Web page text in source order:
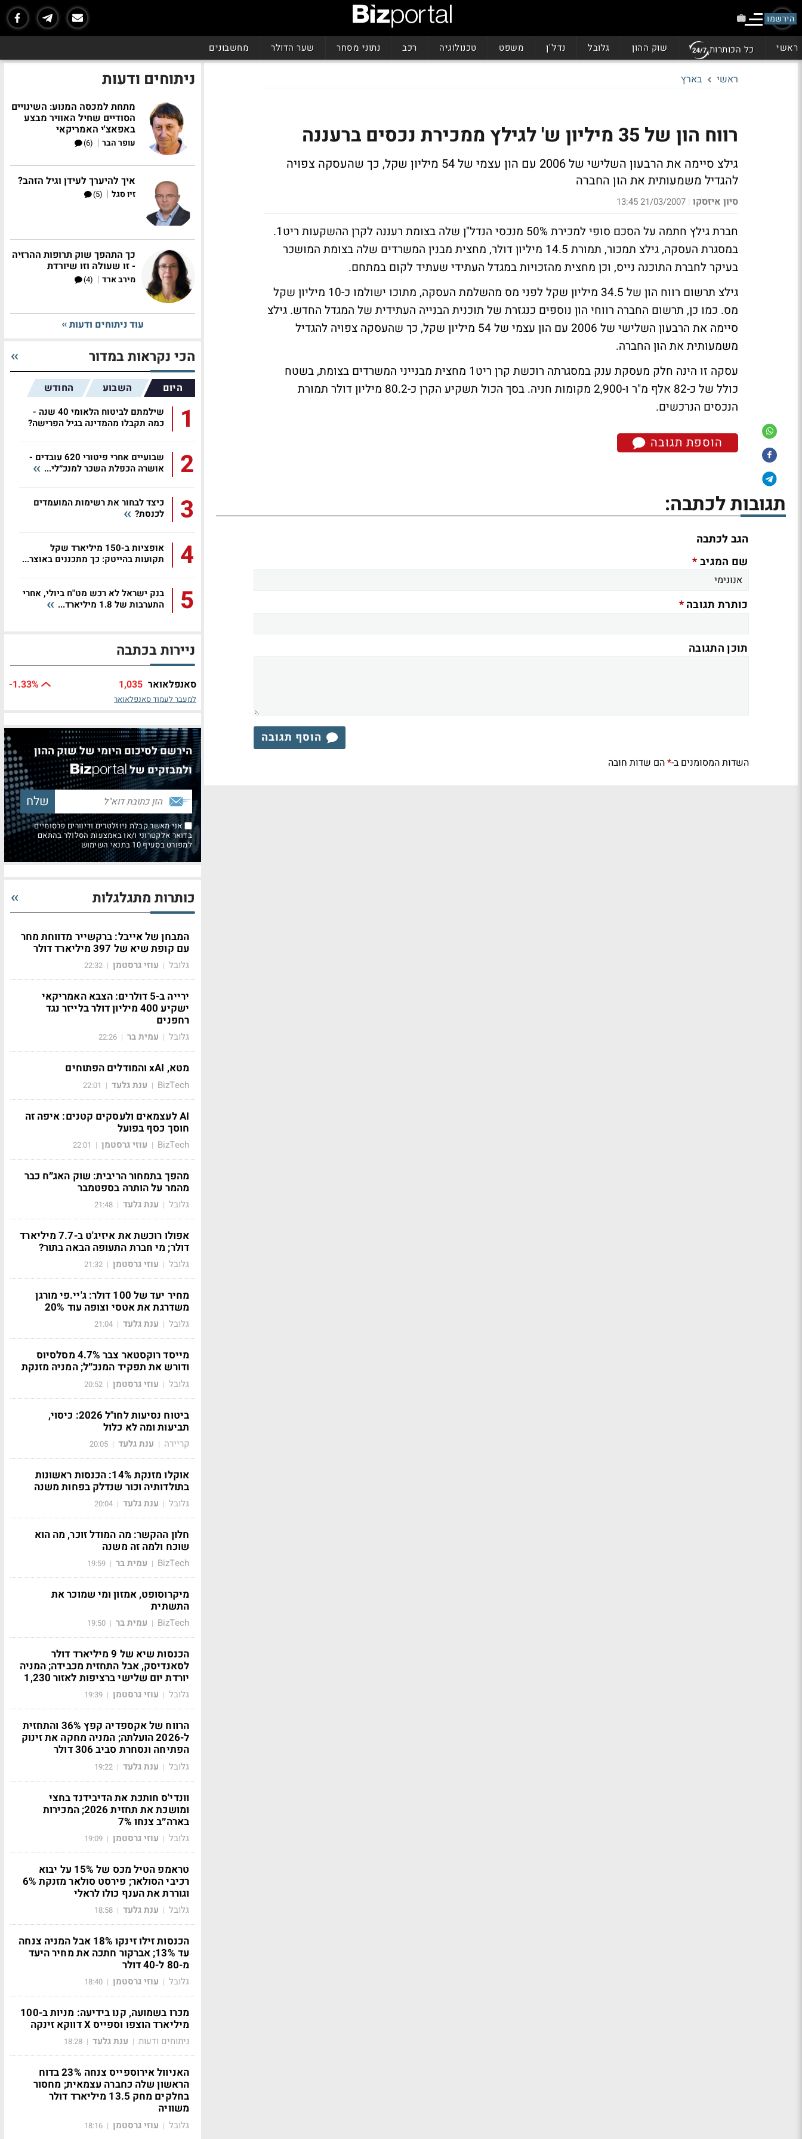
הירשמו
ראשי כל הכותרות שוק ההון גלובל נדל"ן משפט טכנולוגיה רכב נתוני מסחר שער הדולר מחשבונים
ראשי בארץ
רווח הון של 35 מיליון ש' לגילץ ממכירת נכסים ברעננה
גילצ סיימה את הרבעון השלישי של 2006 עם הון עצמי של 54 מיליון שקל, כך שהעסקה צפויה
להגדיל משמעותית את הון החברה
סיון איזסקו |
21/03/2007 13:45
חברת גילץ חתמה על הסכם סופי למכירת 50% מנכסי הנדל"ן שלה בצומת רעננה לקרן ההשקעות ריט1.
במסגרת העסקה, גילצ תמכור, תמורת 14.5 מיליון דולר, מחצית מבנין המשרדים שלה בצומת המושכר
בעיקר לחברת התוכנה נייס, וכן מחצית מהזכויות במגדל העתידי שעתיד לקום במתחם.
גילצ תרשום רווח הון של 34.5 מיליון שקל לפני מס מהשלמת העסקה, מתוכו ישולמו כ-10 מיליון שקל
מס. כמו כן, תרשום החברה רווחי הון נוספים כנגזרת של תוכנית הבנייה העתידית של המגדל החדש. גילצ
סיימה את הרבעון השלישי של 2006 עם הון עצמי של 54 מיליון שקל, כך שהעסקה צפויה להגדיל
משמעותית את הון החברה.
עסקה זו הינה חלק מעסקת ענק במסגרתה רוכשת קרן ריט1 מחצית מבנייני המשרדים בצומת, בשטח
כולל של כ-82 אלף מ"ר ו-2,900 מקומות חניה. בסך הכול תשקיע הקרן כ-80.2 מיליון דולר תמורת
הנכסים הנרכשים.
הוספת תגובה
תגובות לכתבה:
הגב לכתבה
שם המגיב*
כותרת תגובה*
תוכן התגובה
הוסף תגובה
השדות המסומנים ב-*הם שדות חובה
ניתוחים ודעות
מתחת למכסה המנוע: השינויים
הסודיים שחיל האוויר מבצע
באפאצ'י האמריקאי
עופר הבר |
(6)
איך להיערך לעידן וגיל הזהב?
זיו סגל |
(5)
כך התהפך שוק תרופות ההרזיה
- זו שעולה וזו שיורדת
מירב ארד |
(4)
עוד ניתוחים ודעות
הכי נקראות במדור
היום השבוע החודש
1
שילמתם לביטוח הלאומי 40 שנה -
כמה תקבלו מהמדינה בגיל הפרישה?
2
שבועיים אחרי פיטורי 620 עובדים -
אושרה הכפלת השכר למנכ״לי...
3
כיצד לבחור את רשימות המועמדים
לכנסת?
4
אופציות ב-150 מיליארד שקל
תקועות בהייטק: כך מתכננים באוצר...
5
בנק ישראל לא רכש מט"ח ביולי, אחרי
התערבות של 1.8 מיליארד...
ניירות בכתבה
סאנפלאואר 1,035
-1.33%
למעבר לעמוד סאנפלאואר
הירשם לסיכום היומי של שוק ההון
ולמבזקים של
אני מאשר קבלת ניוזלטרים ודיוורים פרסומיים
בדואר אלקטרוני ו/או באמצעות הסלולר בהתאם
למפורט בסעיף 10 בתנאי השימוש
כותרות מתגלגלות
המבחן של אייבל: ברקשייר מדווחת מחר
עם קופת שיא של 397 מיליארד דולר
גלובל | עוזי גרסטמן |
22:32
ירייה ב-5 דולרים: הצבא האמריקאי
ישקיע 400 מיליון דולר בלייזר נגד
רחפנים
גלובל | עמית בר |
22:26
מטא, xAI והמודלים הפתוחים
BizTech
| ענת גלעד |
22:01
AI לעצמאים ולעסקים קטנים: איפה זה
חוסך כסף בפועל
BizTech
| עוזי גרסטמן |
22:01
מהפך בתמחור הריבית: שוק האג״ח כבר
מהמר על הותרה בספטמבר
גלובל | ענת גלעד |
21:48
אפולו רוכשת את איזיג'ט ב-7.7 מיליארד
דולר; מי חברת התעופה הבאה בתור?
גלובל | עוזי גרסטמן |
21:32
מחיר יעד של 100 דולר: ג'יי.פי מורגן
משדרגת את אטסי וצופה עוד 20%
גלובל | ענת גלעד |
21:04
מייסד רוקסטאר צבר 4.7% מסלסיוס
ודורש את תפקיד המנכ״ל; המניה מזנקת
גלובל | עוזי גרסטמן |
20:52
ביטוח נסיעות לחו"ל 2026: כיסוי,
תביעות ומה לא כלול
קריירה | ענת גלעד |
20:05
אוקלו מזנקת 14%: הכנסות ראשונות
בתולדותיה וכור שנדלק בפחות משנה
גלובל | ענת גלעד |
20:04
חלון ההקשר: מה המודל זוכר, מה הוא
שוכח ולמה זה משנה
BizTech
| עמית בר |
19:59
מיקרוסופט, אמזון ומי שמוכר את
התשתית
BizTech
| עמית בר |
19:50
הכנסות שיא של 9 מיליארד דולר
לסאנדיסק, אבל התחזית מכבידה; המניה
יורדת יום שלישי ברציפות לאזור 1,230
גלובל | עוזי גרסטמן |
19:39
הרווח של אקספדיה קפץ 36% והתחזית
ל-2026 הועלתה; המניה מחקה את זינוק
הפתיחה ונסחרת סביב 306 דולר
גלובל | ענת גלעד |
19:22
וונדי'ס חותכת את הדיבידנד בחצי
ומושכת את תחזית 2026; המכירות
בארה״ב צנחו 7%
גלובל | עוזי גרסטמן |
19:09
טראמפ הטיל מכס של 15% על יבוא
רכיבי הסולאר; פירסט סולאר מזנקת 6%
וגוררת את הענף כולו לראלי
גלובל | ענת גלעד |
18:58
הכנסות זילו זינקו 18% אבל המניה צנחה
עד 13%; אברקור חתכה את מחיר היעד
מ-80 ל-40 דולר
גלובל | עוזי גרסטמן |
18:40
מכרו בשמועה, קנו בידיעה: מניות ב-100
מיליארד הוצפו וספייס X דווקא זינקה
ניתוחים ודעות | ענת גלעד |
18:28
האניוול אירוספייס צנחה 23% בדוח
הראשון שלה כחברה עצמאית; מחסור
בחלקים מחק 13.5 מיליארד דולר
משוויה
גלובל | עוזי גרסטמן |
18:16